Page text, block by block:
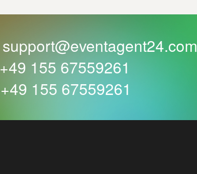
support@eventagent24.com
+49 155 67559261
+49 155 67559261